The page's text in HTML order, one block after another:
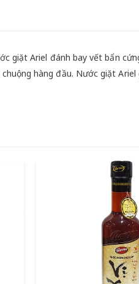
giặt Ariel đánh bay vết bẩn
hàng đầu. Nước giặt